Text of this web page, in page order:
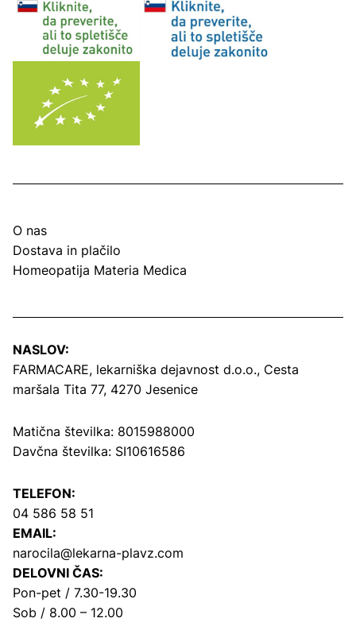
O nas
Dostava in plačilo
Homeopatija Materia Medica
NASLOV:
FARMACARE, lekarniška dejavnost d.o.o., Cesta
maršala Tita 77, 4270 Jesenice
Matična številka: 8015988000
Davčna številka: SI10616586
TELEFON:
04 586 58 51
EMAIL:
narocila@lekarna-plavz.com
DELOVNI ČAS:
Pon-pet / 7.30-19.30
Sob / 8.00 – 12.00